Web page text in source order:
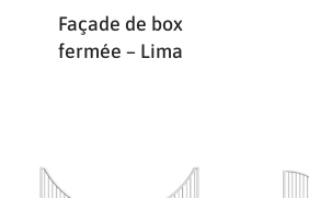
Façade de box
fermée – Lima